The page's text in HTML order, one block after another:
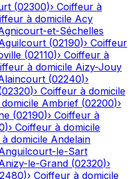
(02300)› Coiffeur à
à domicile Acy
et-Séchelles
(02190)› Coiffeur
(02110)› Coiffeur à
à domicile Aizy-Jouy
(02240)›
02320)› Coiffeur à domicile
Ambrief (02200)›
(02190)› Coiffeur à
)› Coiffeur à domicile
domicile Andelain
le-Sart
le-Grand (02320)›
)› Coiffeur à domicile